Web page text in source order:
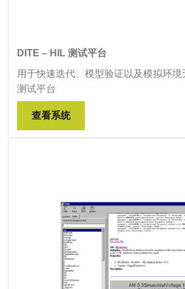
DITE – HIL 测试平台
用于快速迭代、模型验证以及模拟环境
测试平台
查看系统